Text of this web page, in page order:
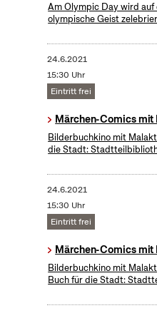
Am Olympic Day wird auf
olympische Geist
24.6.2021
15:30 Uhr
Eintritt frei
Märchen-Comics mit
Bilderbuchkino mit
die Stadt:
24.6.2021
15:30 Uhr
Eintritt frei
Märchen-Comics mit
Bilderbuchkino mit
Buch für die Stadt: